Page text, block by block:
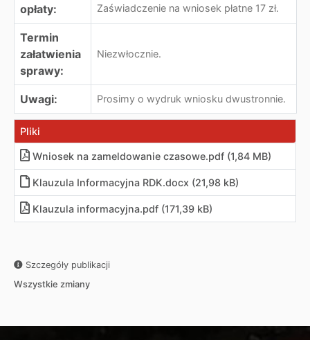
opłaty:
Zaświadczenie na wniosek płatne 17 zł.
Termin
załatwienia
sprawy:
Niezwłocznie.
Uwagi: Prosimy o wydruk wniosku dwustronnie.
Pliki
Wniosek na zameldowanie czasowe.pdf (1,84 MB)
Klauzula Informacyjna RDK.docx (21,98 kB)
Klauzula informacyjna.pdf (171,39 kB)
Szczegóły publikacji
Wszystkie zmiany